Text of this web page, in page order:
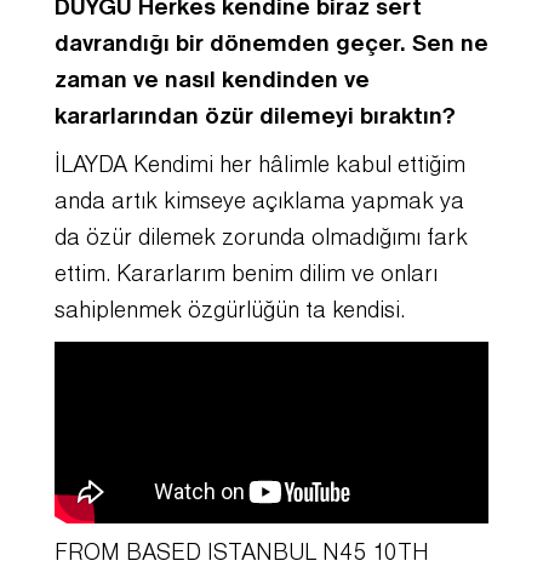
DUYGU Herkes kendine biraz sert
davrandığı bir dönemden geçer. Sen ne
zaman ve nasıl kendinden ve
kararlarından özür dilemeyi bıraktın?
İLAYDA Kendimi her hâlimle kabul ettiğim
anda artık kimseye açıklama yapmak ya
da özür dilemek zorunda olmadığımı fark
ettim. Kararlarım benim dilim ve onları
sahiplenmek özgürlüğün ta kendisi.
FROM BASED ISTANBUL N45 10TH